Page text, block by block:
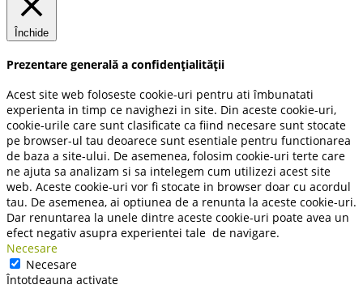
Închide
Prezentare generală a confidențialității
Acest site web foloseste cookie-uri pentru ati îmbunatati
experienta in timp ce navighezi in site. Din aceste cookie-uri,
cookie-urile care sunt clasificate ca fiind necesare sunt stocate
pe browser-ul tau deoarece sunt esentiale pentru functionarea
de baza a site-ului. De asemenea, folosim cookie-uri terte care
ne ajuta sa analizam si sa intelegem cum utilizezi acest site
web. Aceste cookie-uri vor fi stocate in browser doar cu acordul
tau. De asemenea, ai optiunea de a renunta la aceste cookie-uri.
Dar renuntarea la unele dintre aceste cookie-uri poate avea un
efect negativ asupra experientei tale de navigare.
Necesare
Necesare
Întotdeauna activate